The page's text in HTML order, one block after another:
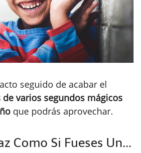
seguido de acabar el
varios segundos mágicos
que podrás aprovechar.
Como Si Fueses Un...